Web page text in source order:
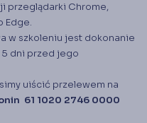
przeglądarki Chrome,
Edge.
w szkoleniu jest dokonanie
5 dni przed jego
uiścić przelewem na
61 1020 2746 0000